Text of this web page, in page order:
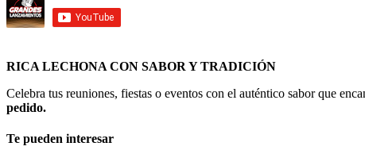
RICA LECHONA CON SABOR Y TRADICIÓN
Celebra tus reuniones, fiestas o eventos con el auténtico sabor que
pedido.
Te pueden interesar